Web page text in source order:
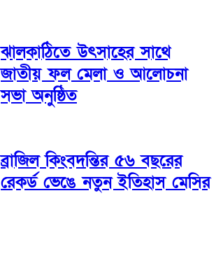
ঝালকাঠিতে উৎসাহের সাথে
জাতীয় ফল মেলা ও আলোচনা
সভা অনুষ্ঠিত
ব্রাজিল কিংবদন্তির ৫৬ বছরের
রেকর্ড ভেঙে নতুন ইতিহাস মেসির